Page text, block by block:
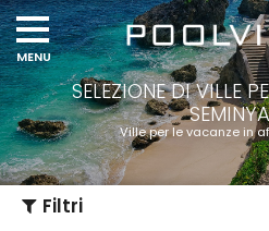
SELEZIONE DI VILLE
Ville per le vacanze in
Filtri